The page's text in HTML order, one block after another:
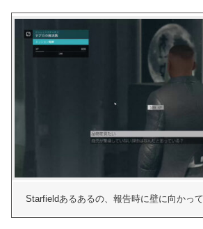
Starfieldあるあるの、報告時に壁に向かっ